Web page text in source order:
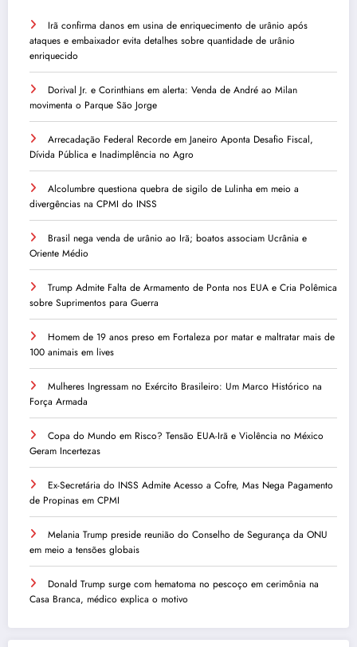
Irã confirma danos em usina de enriquecimento de urânio após
ataques e embaixador evita detalhes sobre quantidade de urânio
enriquecido
Dorival Jr. e Corinthians em alerta: Venda de André ao Milan
movimenta o Parque São Jorge
Arrecadação Federal Recorde em Janeiro Aponta Desafio Fiscal,
Dívida Pública e Inadimplência no Agro
Alcolumbre questiona quebra de sigilo de Lulinha em meio a
divergências na CPMI do INSS
Brasil nega venda de urânio ao Irã; boatos associam Ucrânia e
Oriente Médio
Trump Admite Falta de Armamento de Ponta nos EUA e Cria Polêmica
sobre Suprimentos para Guerra
Homem de 19 anos preso em Fortaleza por matar e maltratar mais de
100 animais em lives
Mulheres Ingressam no Exército Brasileiro: Um Marco Histórico na
Força Armada
Copa do Mundo em Risco? Tensão EUA-Irã e Violência no México
Geram Incertezas
Ex-Secretária do INSS Admite Acesso a Cofre, Mas Nega Pagamento
de Propinas em CPMI
Melania Trump preside reunião do Conselho de Segurança da ONU
em meio a tensões globais
Donald Trump surge com hematoma no pescoço em cerimônia na
Casa Branca, médico explica o motivo